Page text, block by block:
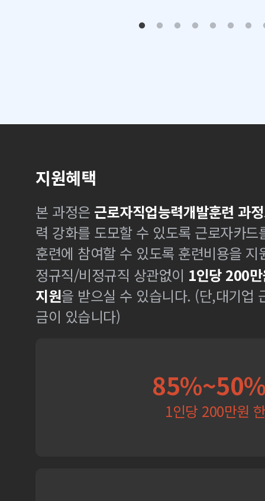
지원혜택
본 과정은 근로자직업능력개발훈련 과정
력 강화를 도모할 수 있도록 근로자카
훈련에 참여할 수 있도록 훈련비용을 지
정규직/비정규직 상관없이 1인당 200
지원을 받으실 수 있습니다. (단,대기업
금이 있습니다)
1인당 200만원